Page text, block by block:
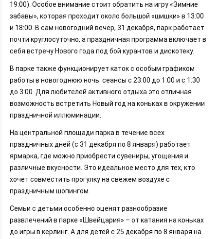
19:00). Особое внимание стоит обратить на игру «Зимние
забавы», которая проходит около большой «шишки» в 13:00
и 18:00. В сам новогодний вечер, 31 декабря, парк работает
почти круглосуточно, а праздничная программа включает в
себя встречу Нового года под бой курантов и дискотеку.
В парке также функционирует каток с особым графиком
работы в новогоднюю ночь: сеансы с 23:00 до 1:00 и с 1:30
до 3:00. Для любителей активного отдыха это отличная
возможность встретить Новый год на коньках в окружении
праздничной иллюминации.
На центральной площади парка в течение всех
праздничных дней (с 31 декабря по 8 января) работает
ярмарка, где можно приобрести сувениры, угощения и
различные вкусности. Это идеальное место для тех, кто
хочет совместить прогулку на свежем воздухе с
праздничным шопингом.
Семьи с детьми особенно оценят разнообразие
развлечений в парке «Швейцария» – от катания на коньках
до игры в керлинг. А для детей с 25 декабря по 8 января на